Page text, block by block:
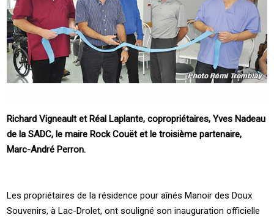
Richard Vigneault et Réal Laplante, copropriétaires, Yves Nadeau
de la SADC, le maire Rock Couët et le troisième partenaire,
Marc-André Perron.
Les propriétaires de la résidence pour aînés Manoir des Doux
Souvenirs, à Lac-Drolet, ont souligné son inauguration officielle